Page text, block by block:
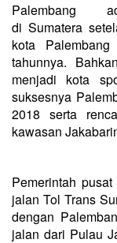
Palembang
di Sumatera
kota
tahunnya.
menjadi kota
suksesnya
2018 serta
kawasan
Pemerintah
jalan Tol Trans
dengan
jalan dari Pulau